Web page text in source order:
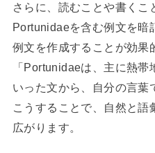
さらに、読むことや書くこ
Portunidaeを含む例文を暗
例文を作成することが効果
「Portunidaeは、主に熱
いった文から、自分の言葉
こうすることで、自然と語
広がります。